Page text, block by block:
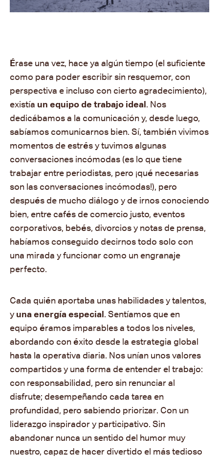
Érase una vez, hace ya algún tiempo (el suficiente
como para poder escribir sin resquemor, con
perspectiva e incluso con cierto agradecimiento),
existía un equipo de trabajo ideal. Nos
dedicábamos a la comunicación y, desde luego,
sabíamos comunicarnos bien. Sí, también vivimos
momentos de estrés y tuvimos algunas
conversaciones incómodas (es lo que tiene
trabajar entre periodistas, pero ¡qué necesarias
son las conversaciones incómodas!), pero
después de mucho diálogo y de irnos conociendo
bien, entre cafés de comercio justo, eventos
corporativos, bebés, divorcios y notas de prensa,
habíamos conseguido decirnos todo solo con
una mirada y funcionar como un engranaje
perfecto.
Cada quién aportaba unas habilidades y talentos,
y una energía especial. Sentíamos que en
equipo éramos imparables a todos los niveles,
abordando conéxito desde la estrategia global
hasta la operativa diaria. Nos unían unos valores
compartidos y una forma de entender el trabajo:
con responsabilidad, pero sin renunciar al
disfrute; desempeñando cada tarea en
profundidad, pero sabiendo priorizar. Con un
liderazgo inspirador y participativo. Sin
abandonar nunca un sentido del humor muy
nuestro, capaz de hacer divertido el más tedioso